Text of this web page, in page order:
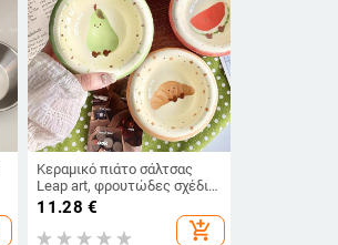
Κεραμικό πιάτο σάλτσας
Leap art, φρουτώδες σχέδιο,
χρώμα underglaze,
ανθεκτικό στο φούρνο
μικροκυμάτων, στρογγυλό
11.28 €
add_shopping_cart